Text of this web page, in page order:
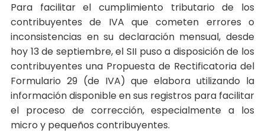
Para facilitar el cumplimiento tributario de los
contribuyentes de IVA que cometen errores o
inconsistencias en su declaración mensual, desde
hoy 13 de septiembre, el SII puso a disposición de los
contribuyentes una Propuesta de Rectificatoria del
Formulario 29 (de IVA) que elabora utilizando la
información disponible en sus registros para facilitar
el proceso de corrección, especialmente a los
micro y pequeños contribuyentes.